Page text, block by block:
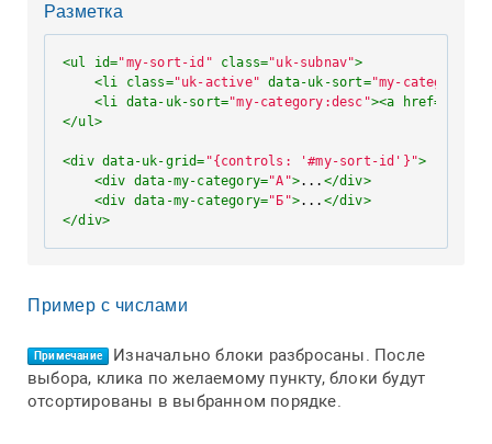
Разметка
<ul id="my-sort-id" class="uk-subnav">
<li class="uk-active" data-uk-sort="my-
<li data-uk-sort="my-category:desc"><a href=
</ul>
<div data-uk-grid= "{controls: '#my-sort-id'}">
<div data-my-category="А">... </div>
<div data-my-category="Б">... </div>
</div>
Пример с числами
Примечание
Изначально блоки разбросаны. После
выбора, клика по желаемому пункту, блоки будут
отсортированы в выбранном порядке.